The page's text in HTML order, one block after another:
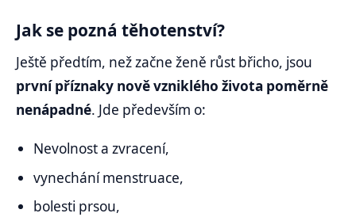
Jak se pozná těhotenství?
Ještě předtím, než začne ženě růst břicho, jsou
první příznaky nově vzniklého života poměrně
nenápadné. Jde především o:
Nevolnost a zvracení,
vynechání menstruace,
bolesti prsou,